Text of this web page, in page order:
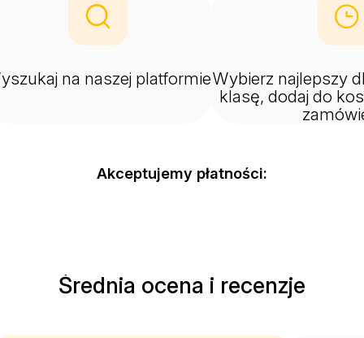
na naszej platformieWybierz najlepszy
klasę, dodaj do
Akceptujemy płatności:
Średnia ocena i recenzje